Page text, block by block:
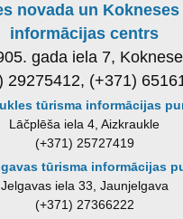
novada un
informācijas centrs
gada iela 7, Koknese
29275412, (+371)
tūrisma informācijas
Lāčplēša iela 4, Aizkraukle
(+371) 25727419
tūrisma informācijas
Jelgavas iela 33, Jaunjelgava
(+371) 27366222